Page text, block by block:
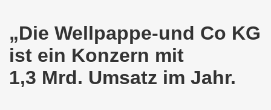
„Die Wellpappe-und Co KG
ist ein Konzern mit
1,3 Mrd. Umsatz im Jahr.
Bewegung am 08.11.2021 im Zeichen des Kampfs zur
den 08.11.2021 Tag des Widerstands für die
Armut und auch gegen Arbeitsplatzvernichtung stand